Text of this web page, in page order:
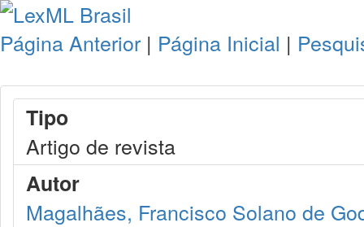
Página Anterior | Página Inicial |
Tipo
Artigo de revista
Autor
Magalhães, Francisco Solano de